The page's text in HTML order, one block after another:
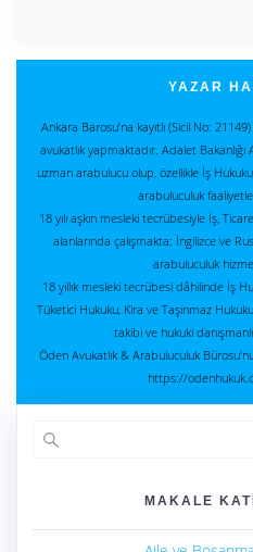
YAZAR
Ankara Barosu’na kayıtlı (Sicil No:
avukatlık yapmaktadır. Adalet Bakanlığı
uzman arabulucu olup, özellikle İş
arabuluculuk
18 yılı aşkın mesleki tecrübesiyle İş,
alanlarında çalışmakta; İngilizce ve
arabuluculuk
18 yıllık mesleki tecrübesi dâhilinde İş
Tüketici Hukuku, Kira ve Taşınmaz
takibi ve hukuki
Öden Avukatlık & Arabuluculuk
https://
MAKALE